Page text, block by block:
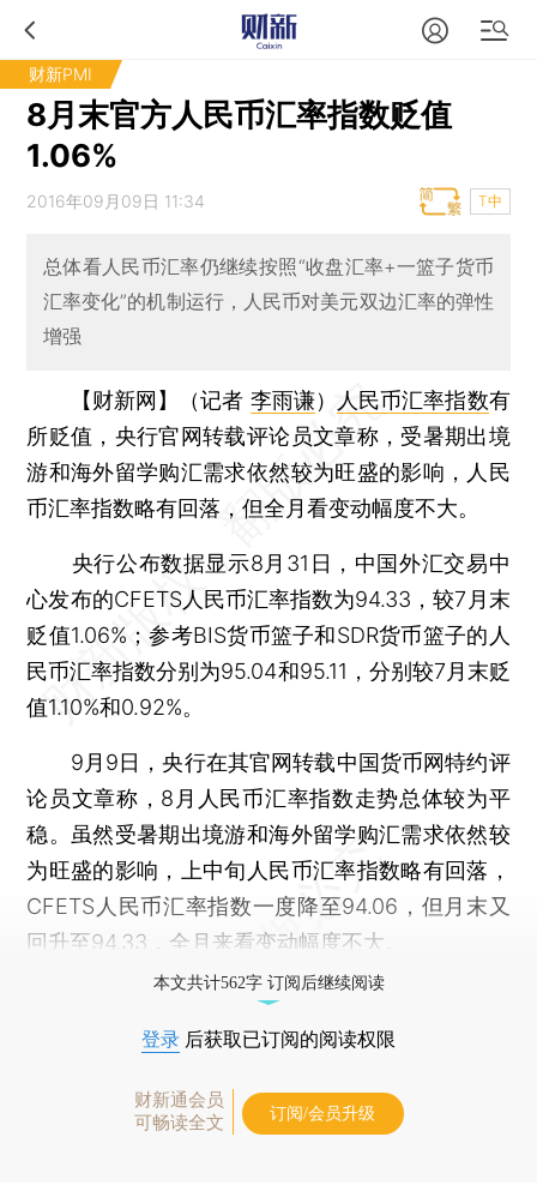
财新PMI
8月末官方人民币汇率指数贬值
1.06%
2016年09月09日 11:34 T中
总体看人民币汇率仍继续按照“收盘汇率+一篮子货币
汇率变化”的机制运行，人民币对美元双边汇率的弹性
增强
【财新网】（记者 李雨谦） 人民币汇率指数有
所贬值，央行官网转载评论员文章称，受暑期出境
游和海外留学购汇需求依然较为旺盛的影响，人民
币汇率指数略有回落，但全月看变动幅度不大。
央行公布数据显示8月31日，中国外汇交易中
心发布的CFETS人民币汇率指数为94.33，较7月末
贬值1.06%；参考BIS货币篮子和SDR货币篮子的人
民币汇率指数分别为95.04和95.11，分别较7月末贬
值1.10%和0.92%。
9月9日，央行在其官网转载中国货币网特约评
论员文章称，8月人民币汇率指数走势总体较为平
稳。虽然受暑期出境游和海外留学购汇需求依然较
为旺盛的影响，上中旬人民币汇率指数略有回落，
CFETS人民币汇率指数一度降至94.06，但月末又
回升至94.33，全月来看变动幅度不大。
本文共计562字 订阅后继续阅读
登录 后获取已订阅的阅读权限
财新通会员
可畅读全文
订阅/会员升级